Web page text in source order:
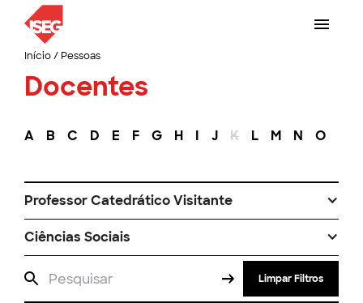
Início/ Pessoas
Docentes
A B C D E F G H I J K L M N O
Professor Catedrático Visitante
Ciências Sociais
Limpar Filtros